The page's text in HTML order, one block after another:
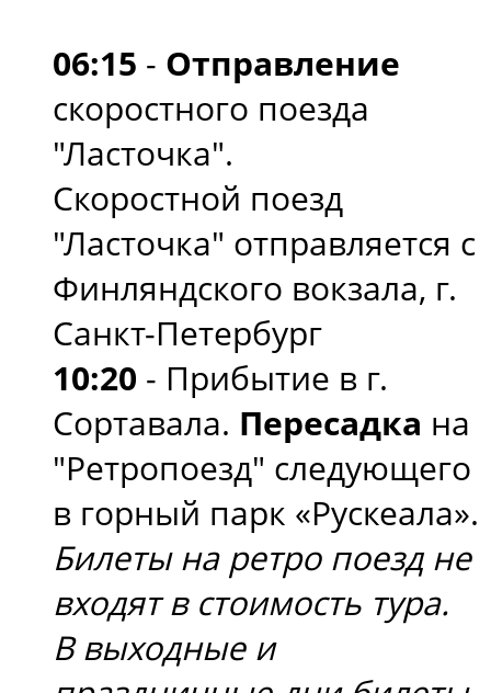
06:15 - Отправление
скоростного поезда
"Ласточка".
Скоростной поезд
"Ласточка" отправляется с
Финляндского вокзала, г.
Санкт-Петербург
10:20 - Прибытие в г.
Сортавала. Пересадка на
"Ретропоезд" следующего
в горный парк «Рускеала».
Билеты на ретро поезд не
входят в стоимость тура.
В выходные и